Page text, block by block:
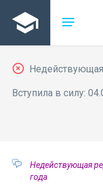
Вступила в силу:
Недействующая
года